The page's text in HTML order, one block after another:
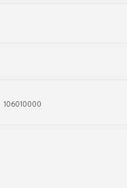
106010000